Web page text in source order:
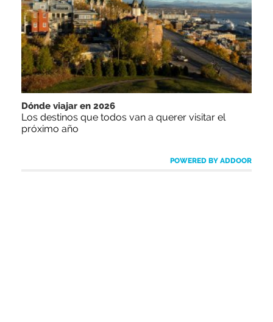
Dónde viajar en 2026
Los destinos que todos van a querer visitar el
próximo año
POWERED BY ADDOOR